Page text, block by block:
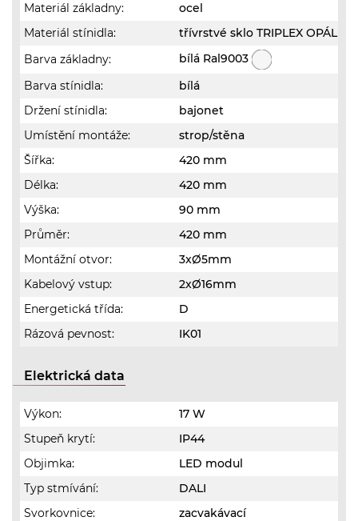
Materiál základny:
ocel
Materiál stínidla:
třívrstvé sklo TRIPLEX OPÁL
Barva základny:
bílá Ral9003
Barva stínidla:
bílá
Držení stínidla:
bajonet
Umístění montáže:
strop/stěna
Šířka:
420 mm
Délka:
420 mm
Výška:
90 mm
Průměr:
420 mm
Montážní otvor:
3xØ5mm
Kabelový vstup:
2xØ16mm
Energetická třída:
D
Rázová pevnost:
IK01
Elektrická data
Výkon:
17 W
Stupeň krytí:
IP44
Objimka:
LED modul
Typ stmívání:
DALI
Svorkovnice:
zacvakávací